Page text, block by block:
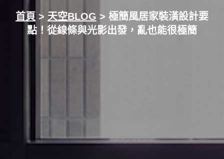
首頁 > 天空BLOG > 極簡風居家裝潢設計要
點！從線條與光影出發，亂也能很極簡